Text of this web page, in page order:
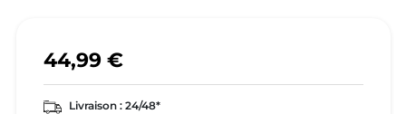
44,99 €
Livraison : 24/48*